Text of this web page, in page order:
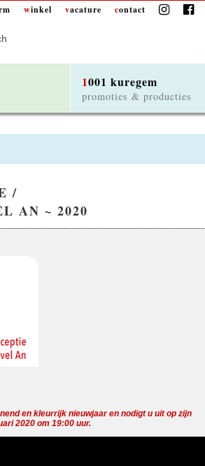
winkel vacature contact
1001 kuregem
promoties & producties
/
AN ~ 2020
en kleurrijk nieuwjaar en nodigt u uit op zijn
2020 om 19:00 uur.